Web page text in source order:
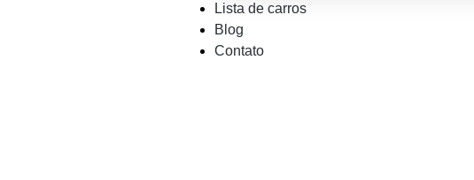
Lista de carros
Blog
Contato